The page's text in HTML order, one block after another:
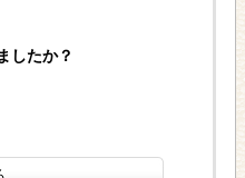
したか？